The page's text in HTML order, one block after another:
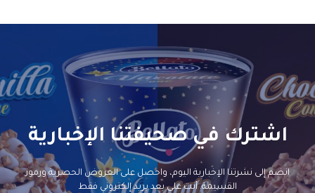
اشترك في صحيفتنا الإخبارية
انضم إلى نشرتنا الإخبارية اليوم، واحصل على العروض الحصرية ورموز
القسيمة. أنت على بعد بريد إلكتروني فقط